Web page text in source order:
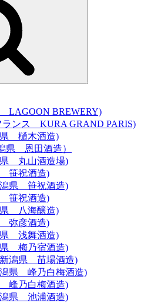
LAGOON BREWERY)
ランス KURA GRAND PARIS)
樋木酒造)
県 恩田酒造）
県 丸山酒造場)
笹祝酒造)
県 笹祝酒造)
笹祝酒造)
県 八海醸造)
弥彦酒造)
県 浅舞酒造)
梅乃宿酒造)
潟県 苗場酒造)
県 峰乃白梅酒造)
峰乃白梅酒造)
県 池浦酒造)